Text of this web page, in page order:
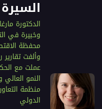
الدكتورة
وخبيرة في
محفظة
وألفت
عملت مع
النمو
الدولي